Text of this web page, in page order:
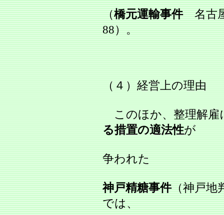
（橋元運輸事件名古屋
88）。
（４）経営上の理由
このほか、整理解雇
る措置の適法性が
争われた
神戸精糖事件（神戸地
では、